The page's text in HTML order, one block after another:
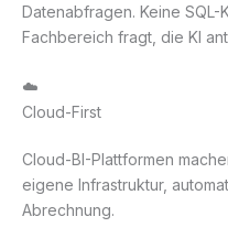
Datenabfragen. Keine
Fachbereich fragt, die KI
☁️
Cloud-First
Cloud-BI-Plattformen
eigene Infrastruktur,
Abrechnung.